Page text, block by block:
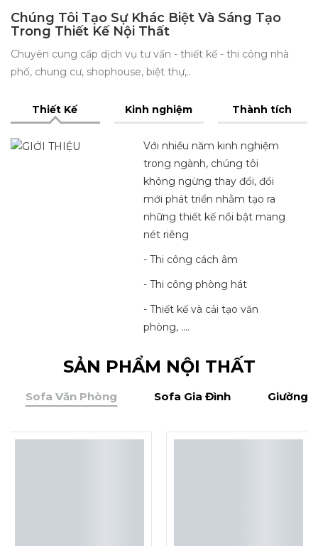
Chúng Tôi Tạo Sự Khác Biệt Và Sáng Tạo
Trong Thiết Kế Nội Thất
Chuyên cung cấp dịch vụ tư vấn - thiết kế - thi công nhà
phố, chung cư, shophouse, biệt thự,..
Thiết Kế Kinh nghiệm Thành tích
Với nhiều năm kinh nghiệm
trong ngành, chúng tôi
không ngừng thay đổi, đổi
mới phát triển nhằm tạo ra
những thiết kế nổi bật mang
nét riêng
- Thi công cách âm
- Thi công phòng hát
- Thiết kế và cải tạo văn
phòng, ....
SẢN PHẨM NỘI THẤT
Sofa Văn Phòng Sofa Gia Đình Giường -